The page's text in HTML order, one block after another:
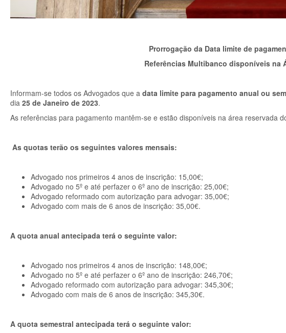
Prorrogação da Data limite de
Referências Multibanco disponíveis na
Informam-se todos os Advogados que a data limite para pagamento anual ou
dia 25 de Janeiro de 2023.
As referências para pagamento mantêm-se e estão disponíveis na área reservada
As quotas terão os seguintes valores mensais:
Advogado nos primeiros 4 anos de inscrição: 15,00€;
Advogado no 5º e até perfazer o 6º ano de inscrição: 25,00€;
Advogado reformado com autorização para advogar: 35,00€;
Advogado com mais de 6 anos de inscrição: 35,00€.
A quota anual antecipada terá o seguinte valor:
Advogado nos primeiros 4 anos de inscrição: 148,00€;
Advogado no 5º e até perfazer o 6º ano de inscrição: 246,70€;
Advogado reformado com autorização para advogar: 345,30€;
Advogado com mais de 6 anos de inscrição: 345,30€.
A quota semestral antecipada terá o seguinte valor: